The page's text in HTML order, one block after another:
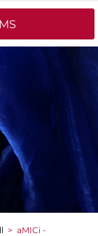
> aMICi -